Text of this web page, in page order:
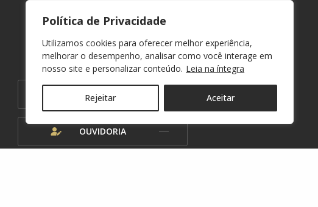
Política de Privacidade
Utilizamos cookies para oferecer melhor experiência,
melhorar o desempenho, analisar como você interage em
nosso site e personalizar conteúdo. Leia na íntegra
Rejeitar Aceitar
WEBMAIL
OUVIDORIA